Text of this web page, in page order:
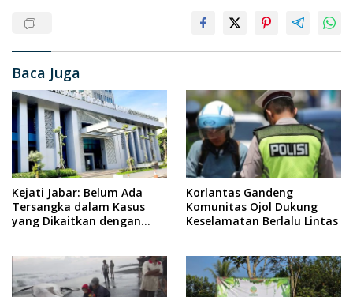
Baca Juga
Kejati Jabar: Belum Ada
Tersangka dalam Kasus
yang Dikaitkan dengan
Korlantas Gandeng
Komunitas Ojol Dukung
Keselamatan Berlalu Lintas